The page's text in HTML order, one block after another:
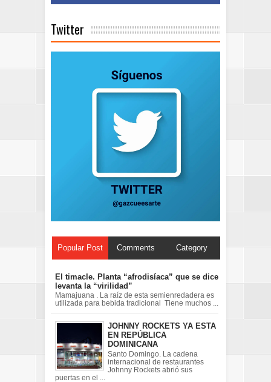
Twitter
Popular Post Comments Category
El timacle. Planta “afrodisíaca” que se dice
levanta la “virilidad”
Mamajuana . La raíz de esta semienredadera es
utilizada para bebida tradicional Tiene muchos ...
JOHNNY ROCKETS YA ESTA
EN REPÚBLICA
DOMINICANA
Santo Domingo. La cadena
internacional de restaurantes
Johnny Rockets abrió sus
puertas en el ...